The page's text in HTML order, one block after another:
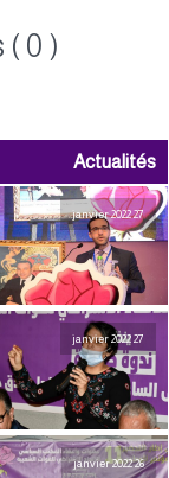
0 )
Actualités
27 janvier 2022
27 janvier 2022
26 janvier 2022